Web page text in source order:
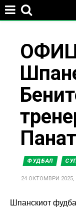
ФУДБАЛ
24 ОКТОМВРИ 2025,
Шпанскиот